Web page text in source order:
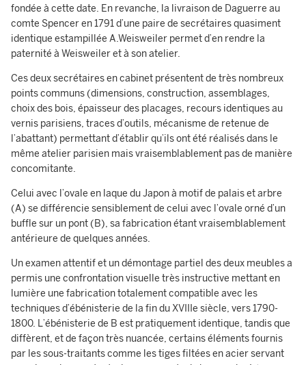
fondée à cette date. En revanche, la livraison de Daguerre au
comte Spencer en 1791 d’une paire de secrétaires quasiment
identique estampillée A.Weisweiler permet d’en rendre la
paternité à Weisweiler et à son atelier.
Ces deux secrétaires en cabinet présentent de très nombreux
points communs (dimensions, construction, assemblages,
choix des bois, épaisseur des placages, recours identiques au
vernis parisiens, traces d’outils, mécanisme de retenue de
l’abattant) permettant d’établir qu’ils ont été réalisés dans le
même atelier parisien mais vraisemblablement pas de manière
concomitante.
Celui avec l’ovale en laque du Japon à motif de palais et arbre
(A) se différencie sensiblement de celui avec l’ovale orné d’un
buffle sur un pont (B), sa fabrication étant vraisemblablement
antérieure de quelques années.
Un examen attentif et un démontage partiel des deux meubles a
permis une confrontation visuelle très instructive mettant en
lumière une fabrication totalement compatible avec les
techniques d’ébénisterie de la fin du XVIIIe siècle, vers 1790-
1800. L’ébénisterie de B est pratiquement identique, tandis que
diffèrent, et de façon très nuancée, certains éléments fournis
par les sous-traitants comme les tiges filtées en acier servant